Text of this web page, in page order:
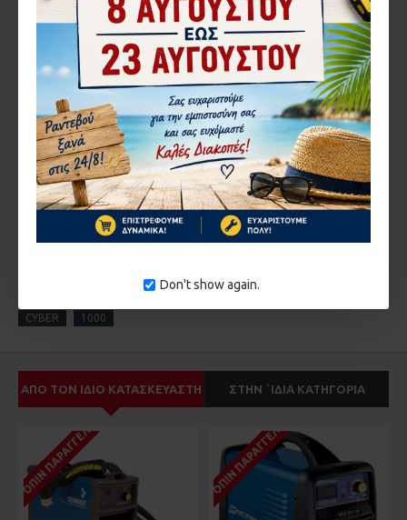
Don't show again.
Βαθμολογία Κακή Καλή
CAPTCHA
Εισάγετε τον κωδικό
στο παρακάτω πεδίο
ΣΥΝΈΧΕΙΑ
Φορτιστής εκκιν.μπαταριών
CYBER 1000
ΑΠΌ ΤΟΝ ΊΔΙΟ ΚΑΤΑΣΚΕΥΑΣΤΉ ΣΤΗΝ ΄ΙΔΙΑ ΚΑΤΗΓΟΡΊΑ
ΚΑΤΌΠΙΝ ΠΑΡΑΓΓΕΛΊΑΣ ΚΑΤΌΠΙΝ ΠΑΡΑΓΓΕΛΊΑΣ